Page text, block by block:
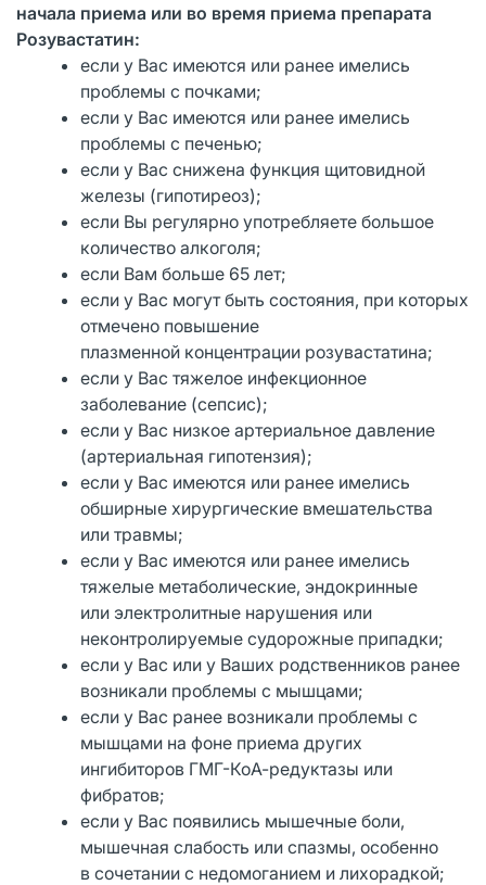
начала приема или во время приема препарата
Розувастатин:
если у Вас имеются или ранее имелись
проблемы с почками;
если у Вас имеются или ранее имелись
проблемы с печенью;
если у Вас снижена функция щитовидной
железы (гипотиреоз);
если Вы регулярно употребляете большое
количество алкоголя;
если Вам больше 65 лет;
если у Вас могут быть состояния, при которых
отмечено повышение
плазменной концентрации розувастатина;
если у Вас тяжелое инфекционное
заболевание (сепсис);
если у Вас низкое артериальное давление
(артериальная гипотензия);
если у Вас имеются или ранее имелись
обширные хирургические вмешательства
или травмы;
если у Вас имеются или ранее имелись
тяжелые метаболические, эндокринные
или электролитные нарушения или
неконтролируемые судорожные припадки;
если у Вас или у Ваших родственников ранее
возникали проблемы с мышцами;
если у Вас ранее возникали проблемы с
мышцами на фоне приема других
ингибиторов ГМГ-КоА-редуктазы или
фибратов;
если у Вас появились мышечные боли,
мышечная слабость или спазмы, особенно
в сочетании с недомоганием и лихорадкой;